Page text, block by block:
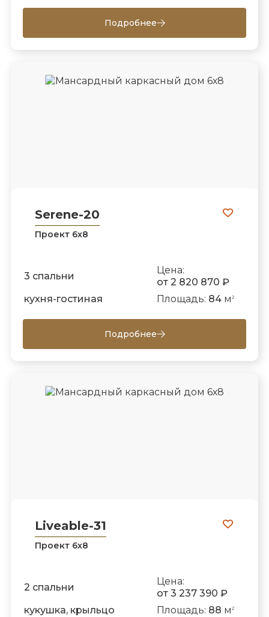
Подробнее
Serene-20
Проект 6х8
3 спальни
Цена:
от 2 820 870 ₽
кухня-гостиная
Площадь: 84м 2
Подробнее
Liveable-31
Проект 6х8
2 спальни
Цена:
от 3 237 390 ₽
кукушка, крыльцо
Площадь: 88 м 2